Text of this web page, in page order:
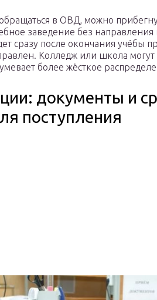
в ОВД, можно
заведение без
сразу после окончания учёбы
Колледж или школа могут
более жёсткое
документы и
поступления